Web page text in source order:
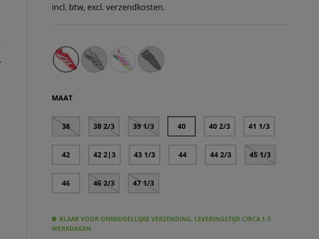
incl. btw, excl. verzendkosten.
MAAT
38 38 2/3 39 1/3 40 40 2/3 41 1/3
42 42 2|3 43 1/3 44 44 2/3 45 1/3
46 46 2/3 47 1/3
KLAAR VOOR ONMIDDELLIJKE VERZENDING, LEVERINGSTIJD CIRCA 1-3
WERKDAGEN